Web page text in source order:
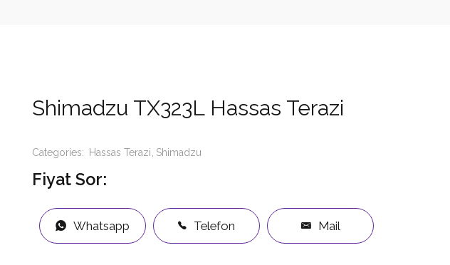
Shimadzu TX323L Hassas Terazi
Categories: Hassas Terazi Shimadzu
Fiyat Sor:
Whatsapp Telefon Mail